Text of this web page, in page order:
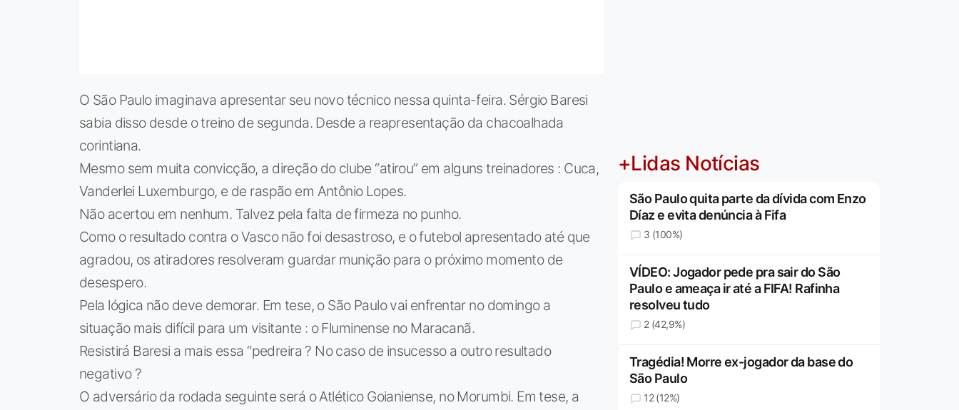
O São Paulo imaginava apresentar seu novo técnico nessa quinta-feira. Sérgio Baresi
sabia disso desde o treino de segunda. Desde a reapresentação da chacoalhada
corintiana.
Mesmo sem muita convicção, a direção do clube “atirou” em alguns treinadores : Cuca,
Vanderlei Luxemburgo, e de raspão em Antônio Lopes.
Não acertou em nenhum. Talvez pela falta de firmeza no punho.
Como o resultado contra o Vasco não foi desastroso, e o futebol apresentado até que
agradou, os atiradores resolveram guardar munição para o próximo momento de
desespero.
Pela lógica não deve demorar. Em tese, o São Paulo vai enfrentar no domingo a
situação mais difícil para um visitante : o Fluminense no Maracanã.
Resistirá Baresi a mais essa “pedreira ? No caso de insucesso a outro resultado
negativo ?
O adversário da rodada seguinte será o Atlético Goianiense, no Morumbi. Em tese, a
+Lidas Notícias
São Paulo quita parte da dívida com Enzo
Díaz e evita denúncia à Fifa
3 (100%)
VÍDEO: Jogador pede pra sair do São
Paulo e ameaça ir até a FIFA! Rafinha
resolveu tudo
2 (42,9%)
Tragédia! Morre ex-jogador da base do
São Paulo
12 (12%)